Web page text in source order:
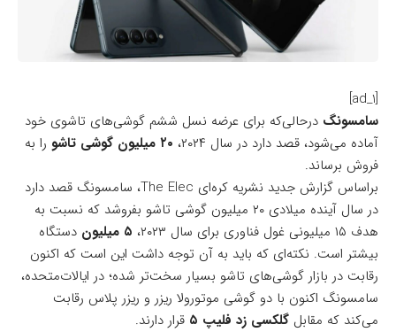
[ad_1]
سامسونگ درحالی‌که برای عرضه نسل ششم گوشی‌های تاشوی خود
آماده می‌شود، قصد دارد در سال ۲۰۲۴،
۲۰ میلیون گوشی تاشو را به
فروش برساند.
براساس گزارش جدید نشریه کره‌ای The Elec
، سامسونگ قصد دارد
در سال آینده میلادی ۲۰ میلیون گوشی تاشو بفروشد که نسبت به
هدف ۱۵ میلیونی غول فناوری برای سال ۲۰۲۳،
۵ میلیون
دستگاه
بیشتر است. نکته‌ای که باید به آن توجه داشت این است که اکنون
رقابت در بازار گوشی‌های تاشو بسیار سخت‌تر شده؛ در ایالات‌متحده،
سامسونگ اکنون با دو گوشی موتورولا ریزر و ریزر پلاس رقابت
می‌کند که مقابل گلکسی زد فلیپ ۵ قرار دارند.